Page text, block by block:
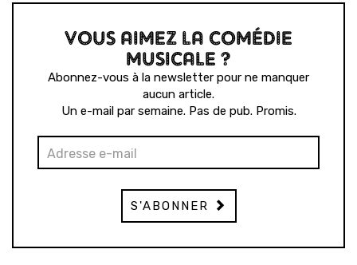
VOUS AIMEZ LA COMÉDIE
MUSICALE ?
Abonnez-vous à la newsletter pour ne manquer
aucun article.
Un e-mail par semaine. Pas de pub. Promis.
S'ABONNER